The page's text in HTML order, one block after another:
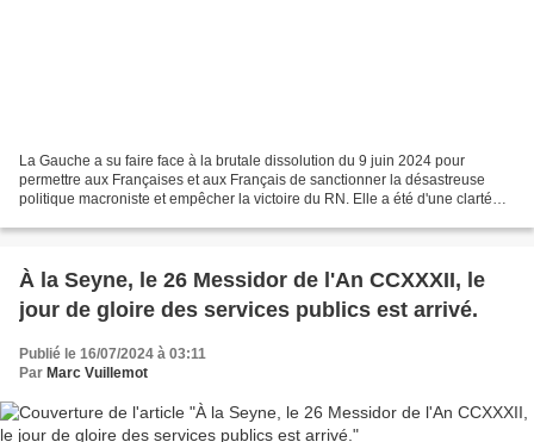
La Gauche a su faire face à la brutale dissolution du 9 juin 2024 pour
permettre aux Françaises et aux Français de sanctionner la désastreuse
politique macroniste et empêcher la victoire du RN. Elle a été d'une clarté
À la Seyne, le 26 Messidor de l'An CCXXXII, le
jour de gloire des services publics est arrivé.
Publié le 16/07/2024 à 03:11
Par Marc Vuillemot